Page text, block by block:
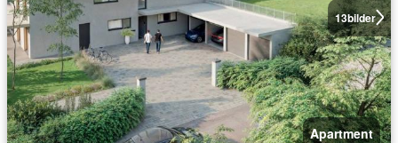
13bilder
Apartment